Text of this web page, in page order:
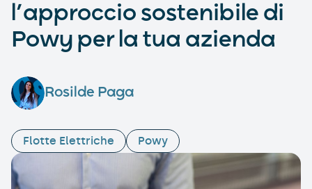
l’approccio sostenibile di
Powy per la tua azienda
Rosilde Paga
Flotte Elettriche Powy